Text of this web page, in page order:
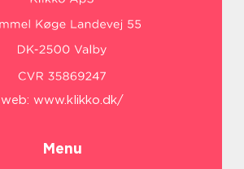
web: www.klikko.dk/
Menu